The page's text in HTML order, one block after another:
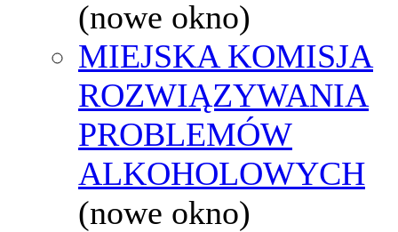
(nowe okno)
MIEJSKA KOMISJA
ROZWIĄZYWANIA
PROBLEMÓW
ALKOHOLOWYCH
(nowe okno)